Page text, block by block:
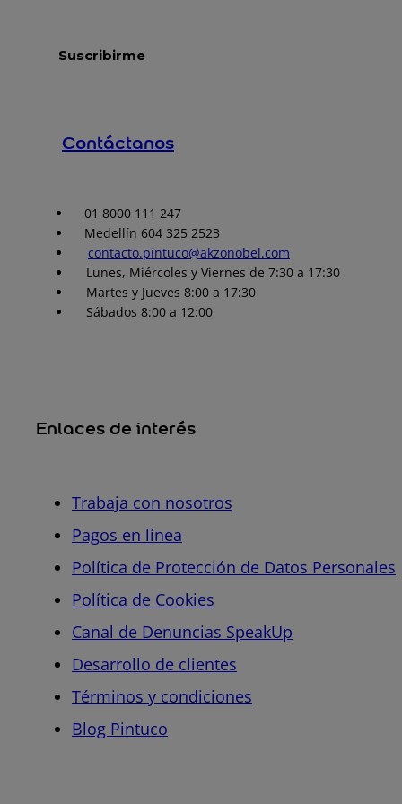
Contáctanos
01 8000 111 247
Medellín 604 325 2523
contacto.pintuco@akzonobel.com
Lunes, Miércoles y Viernes de 7:30 a 17:30
Martes y Jueves 8:00 a 17:30
Sábados 8:00 a 12:00
Enlaces de interés
Trabaja con nosotros
Pagos en línea
Política de Protección de Datos Personales
Política de Cookies
Canal de Denuncias SpeakUp
Desarrollo de clientes
Términos y condiciones
Blog Pintuco